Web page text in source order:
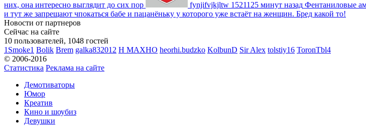
них, она интересно выглядит до сих пор fynjifvjkjltw 1521125 минут назад Фентаниловые
и тут же запрещают чпокаться бабе и пацанёньку у которого уже встаёт на женщин. Бред какой то!
Новости от партнеров
Сейчас на сайте
10 пользователей, 1048 гостей
1Smoke1 Bolik Brem galka832012 H MAXHO heorhi.budzko KolbunD Sir Alex tolstiy16 ToronTbl4
© 2006-2016
Статистика Реклама на сайте
Демотиваторы
Юмор
Креатив
Кино и шоубиз
Девушки